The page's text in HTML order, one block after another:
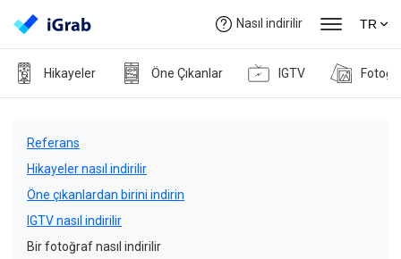
Nasıl indirilir TR
Hikayeler Öne Çıkanlar IGTV
Referans
Hikayeler nasıl indirilir
Öne çıkanlardan birini indirin
IGTV nasıl indirilir
Bir fotoğraf nasıl indirilir